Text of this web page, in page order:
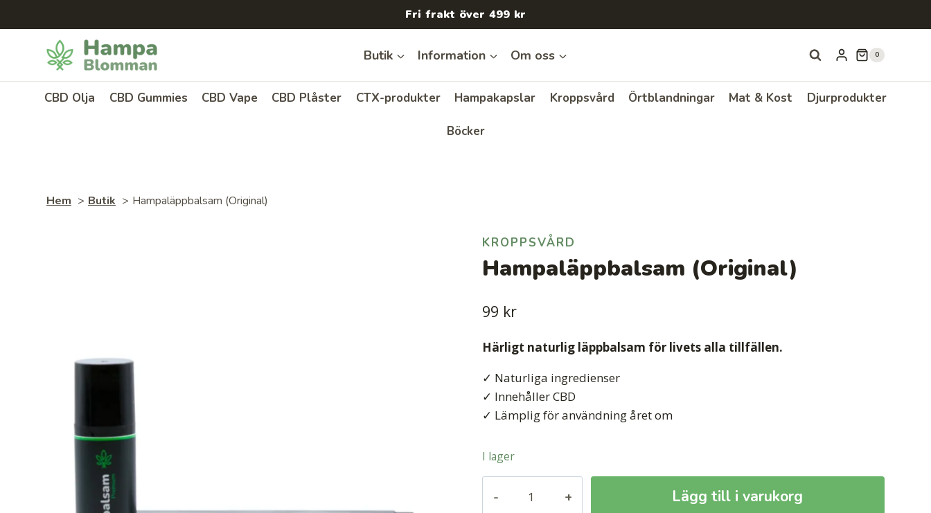
to
Fri frakt över 499 kr
Butik Information Om oss 0
CBD Olja CBD Gummies CBD Vape CBD Plåster CTX-produkter Hampakapslar Kroppsvård Örtblandningar Mat & Kost Djurprodukter
Böcker
Hem Butik Hampaläppbalsam (Original)
KROPPSVÅRD
Hampaläppbalsam (Original)
99 kr
Härligt naturlig läppbalsam för livets alla tillfällen.
✓ Naturliga ingredienser
✓ Innehåller CBD
✓ Lämplig för användning året om
I lager
(Original)
Lägg till i varukorg